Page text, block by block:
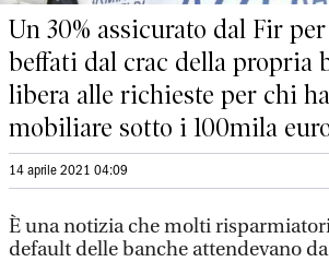
Un 30% assicurato dal Fir
beffati dal crac della propria
libera alle richieste per chi
mobiliare sotto i 100mila
14 aprile 2021 04:09
È una notizia che molti
default delle banche attendevano